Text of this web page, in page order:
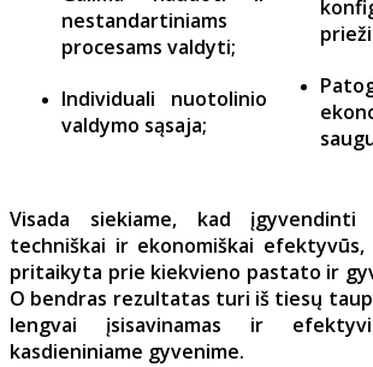
nestandartiniams
procesams valdyti;
Individuali nuotolinio
valdymo sąsaja;
Visada siekiame, kad
techniškai ir ekonomiškai
pritaikyta prie kiekvieno pastato ir
O bendras rezultatas turi iš tiesų
lengvai įsisavinamas ir
kasdieniniame gyvenime.